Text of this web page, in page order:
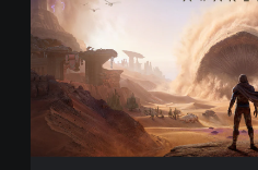
ó
n
e
s